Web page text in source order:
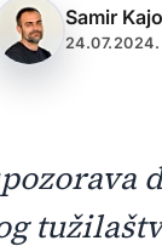
Samir
24.07.2024.